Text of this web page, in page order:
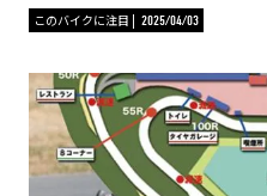
このバイクに注目
2025/04/03